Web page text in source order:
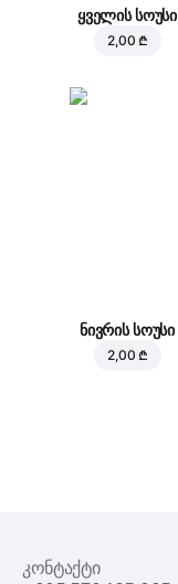
ყველის სოუსი
2,00 ₾
ნივრის სოუსი
2,00 ₾
კონტაქტი